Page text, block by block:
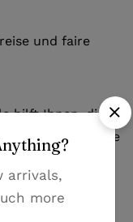
und faire
hilft Ihnen, die
Fragen zur Größe
oder
arrivals,
more